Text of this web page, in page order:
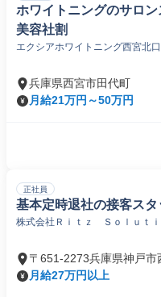
ホワイトニングのサロ
美容社割
エクシアホワイトニング西宮北
兵庫県西宮市田代町
月給21万円～50万円
正社員
基本定時退社の接客スタ
株式会社Ｒｉｔｚ Ｓｏｌｕｔ
〒651-2273兵庫県神戸市
月給27万円以上